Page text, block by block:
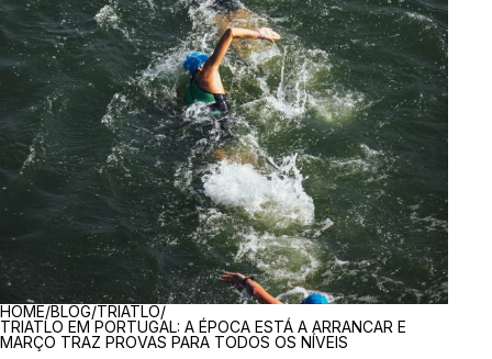
BREADCRUMBS
HOME/BLOG/TRIATLO/
TRIATLO EM PORTUGAL: A ÉPOCA ESTÁ A ARRANCAR E
MARÇO TRAZ PROVAS PARA TODOS OS NÍVEIS